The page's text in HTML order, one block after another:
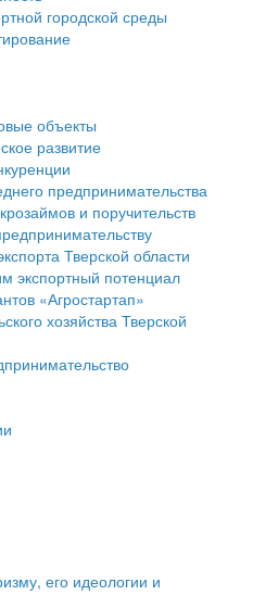
Тверской области
муниципального округа
регламентов
ранее учтенных
субъектов малого и
субъектов малого и
городской среды
объекты
развитие
предпринимательства
и поручительств
Тверской области
экспортный потенциал
«Агростартап»
хозяйства Тверской
его идеологии и